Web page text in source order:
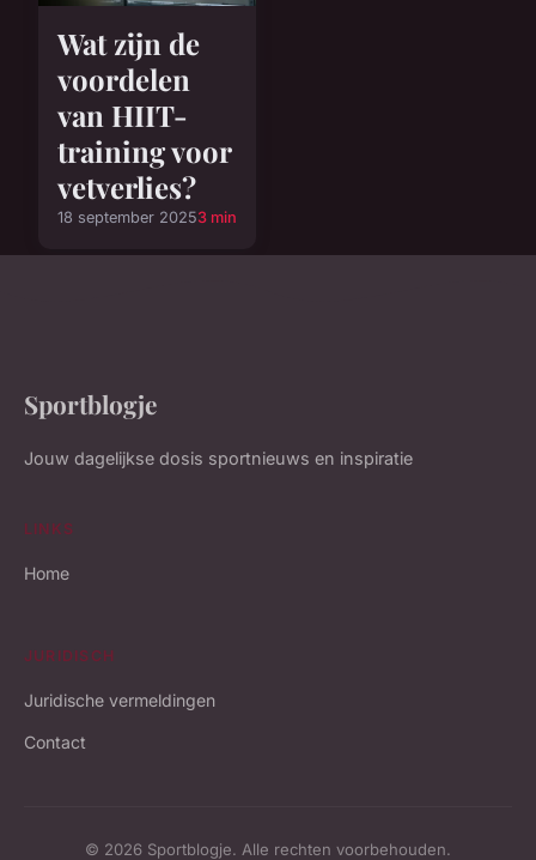
Wat zijn de
voordelen
van HIIT-
training voor
vetverlies?
18 september 20253 min
Sportblogje
Jouw dagelijkse dosis sportnieuws en inspiratie
LINKS
Home
JURIDISCH
Juridische vermeldingen
Contact
© 2026 Sportblogje. Alle rechten voorbehouden.